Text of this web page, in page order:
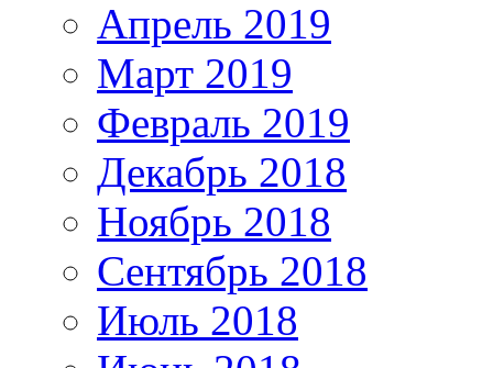
Апрель 2019
Март 2019
Февраль 2019
Декабрь 2018
Ноябрь 2018
Сентябрь 2018
Июль 2018